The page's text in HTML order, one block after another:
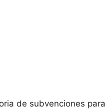
de subvenciones